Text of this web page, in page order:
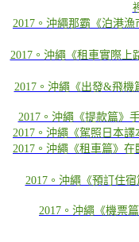
2017。沖繩那霸《泊港
2017。沖繩《租車實際
2017。沖繩《出發&飛
2017。沖繩《提款篇》
2017。沖繩《駕照日本
2017。沖繩《租車篇》
2017。沖繩《預訂住
2017。沖繩《機票